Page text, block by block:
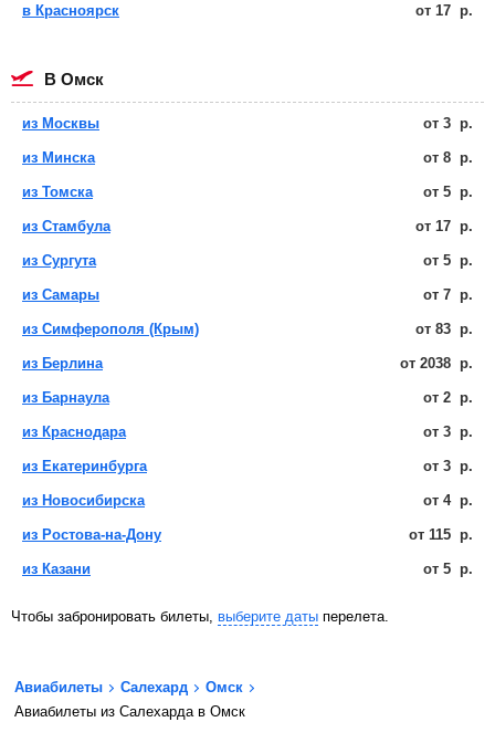
в Красноярск от 17 р.
в Омск
из Москвы от 3 р.
из Минска от 8 р.
из Томска от 5 р.
из Стамбула от 17 р.
из Сургута от 5 р.
из Самары от 7 р.
из Симферополя (Крым) от 83 р.
из Берлина от 2038 р.
из Барнаула от 2 р.
из Краснодара от 3 р.
из Екатеринбурга от 3 р.
из Новосибирска от 4 р.
из Ростова-на-Дону от 115 р.
из Казани от 5 р.
Чтобы забронировать билеты, выберите даты перелета.
Авиабилеты Салехард
Омск
Авиабилеты из Салехарда в Омск